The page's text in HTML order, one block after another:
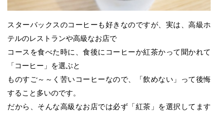
スターバックスのコーヒーも好きなのですが、実は、高級ホ
テルのレストランや高級なお店で
コースを食べた時に、食後にコーヒーか紅茶かって聞かれて
「コーヒー」を選ぶと
ものすご～～く苦いコーヒーなので、「飲めない」って後悔
すること多いのです。
だから、そんな高級なお店では必ず「紅茶」を選択してます